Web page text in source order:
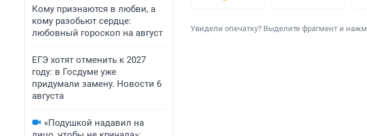
Кому признаются в любви, а
кому разобьют сердце:
любовный гороскоп на август
ЕГЭ хотят отменить к 2027
году: в Госдуме уже
придумали замену. Новости 6
августа
«Подушкой надавил на
Увидели опечатку? Выделите фрагмент и